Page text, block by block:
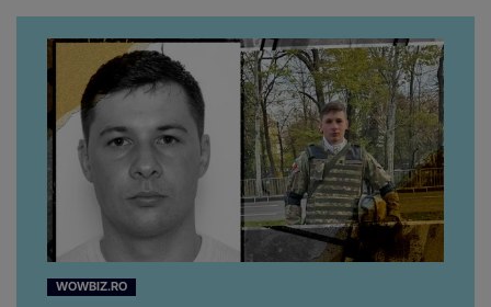
“Am suflet mare. Eu am
ajutat-o.”
WOWBIZ.RO